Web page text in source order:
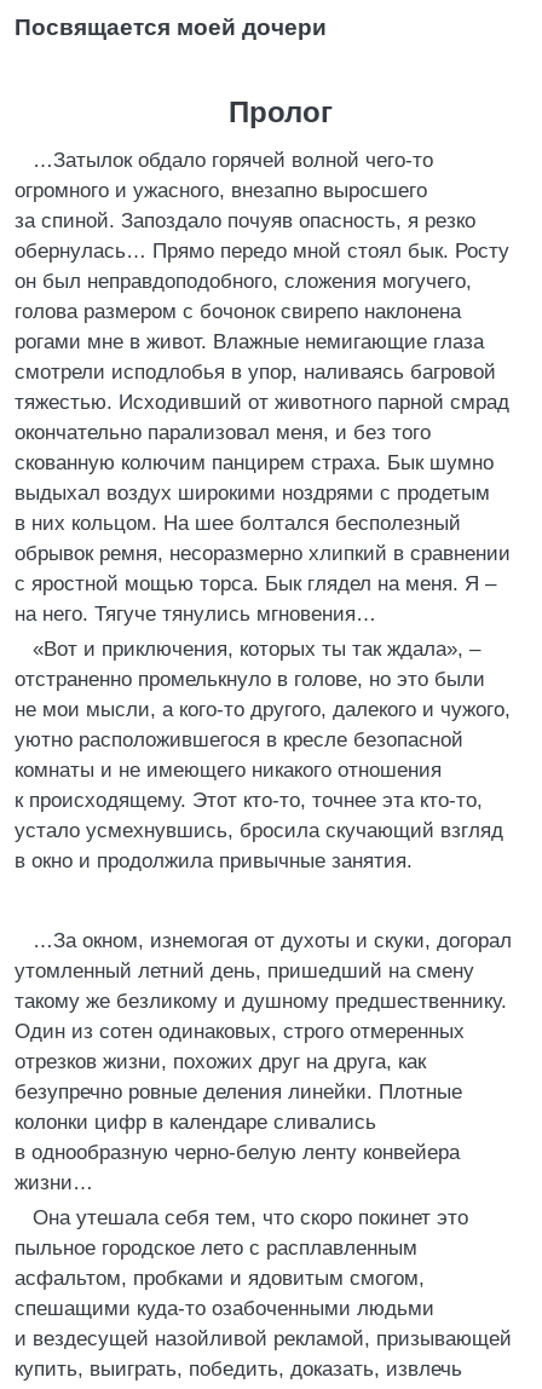
Посвящается моей дочери
Пролог
…Затылок обдало горячей волной чего-то
огромного и ужасного, внезапно выросшего
за спиной. Запоздало почуяв опасность, я резко
обернулась… Прямо передо мной стоял бык. Росту
он был неправдоподобного, сложения могучего,
голова размером с бочонок свирепо наклонена
рогами мне в живот. Влажные немигающие глаза
смотрели исподлобья в упор, наливаясь багровой
тяжестью. Исходивший от животного парной смрад
окончательно парализовал меня, и без того
скованную колючим панцирем страха. Бык шумно
выдыхал воздух широкими ноздрями с продетым
в них кольцом. На шее болтался бесполезный
обрывок ремня, несоразмерно хлипкий в сравнении
с яростной мощью торса. Бык глядел на меня. Я –
на него. Тягуче тянулись мгновения…
«Вот и приключения, которых ты так ждала», –
отстраненно промелькнуло в голове, но это были
не мои мысли, а кого-то другого, далекого и чужого,
уютно расположившегося в кресле безопасной
комнаты и не имеющего никакого отношения
к происходящему. Этот кто-то, точнее эта кто-то,
устало усмехнувшись, бросила скучающий взгляд
в окно и продолжила привычные занятия.
…За окном, изнемогая от духоты и скуки, догорал
утомленный летний день, пришедший на смену
такому же безликому и душному предшественнику.
Один из сотен одинаковых, строго отмеренных
отрезков жизни, похожих друг на друга, как
безупречно ровные деления линейки. Плотные
колонки цифр в календаре сливались
в однообразную черно-белую ленту конвейера
жизни…
Она утешала себя тем, что скоро покинет это
пыльное городское лето с расплавленным
асфальтом, пробками и ядовитым смогом,
спешащими куда-то озабоченными людьми
и вездесущей назойливой рекламой, призывающей
купить, выиграть, победить, доказать, извлечь